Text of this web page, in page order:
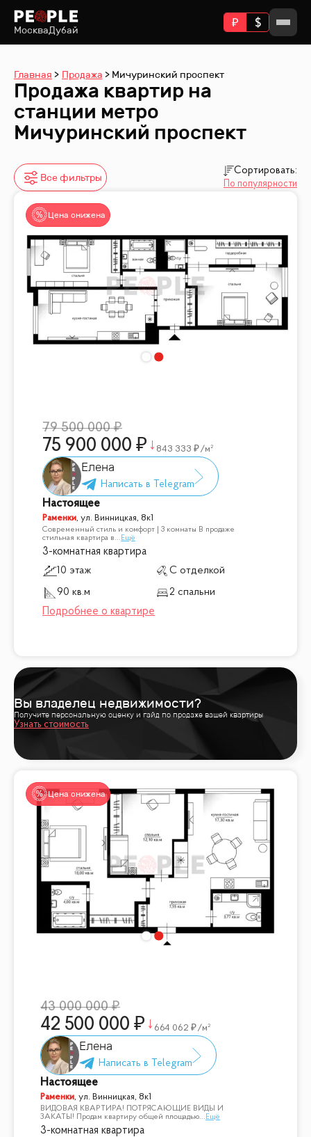
МоскваДубай
Главная Продажа Мичуринский проспект
Продажа квартир на
станции метро
Мичуринский проспект
Все фильтры
Сортировать:
По популярности
Цена снижена
79 500 000
75 900 000 843 333 /м²
Елена
Настоящее
Раменки,ул. Винницкая, 8к1
Современный стиль и комфорт | 3 комнаты В продаже
стильная квартира в... Ещё
3-комнатная квартира
10 этаж
С отделкой
90 кв.м
2 спальни
Вы владелец недвижимости?
Получите персональную оценку и гайд по продаже вашей квартиры
Узнать стоимость
Цена снижена
43 000 000
42 500 000 664 062 /м²
Елена
Настоящее
Раменки,ул. Винницкая, 8к1
ВИДОВАЯ КВАРТИРА! ПОТРЯСАЮЩИЕ ВИДЫ И
ЗАКАТЫ! Продам квартиру общей площадью... Ещё
3-комнатная квартира